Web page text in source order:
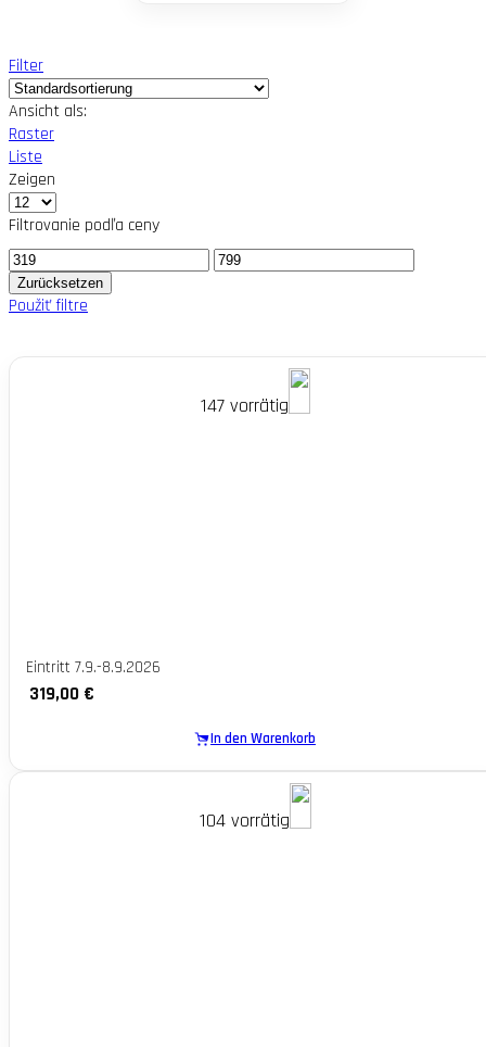
Filter
Ansicht als:
Raster
Liste
Zeigen
Produkte
pro
Seite
Filtrovanie podľa ceny
Mindestpreis
Maximaler
Preis
Zurücksetzen
Použiť filtre
147 vorrätig
Eintritt 7.9.-8.9.2026
319,00 €
In den Warenkorb
104 vorrätig